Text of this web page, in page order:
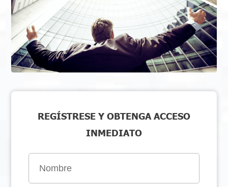
REGÍSTRESE Y OBTENGA ACCESO
INMEDIATO